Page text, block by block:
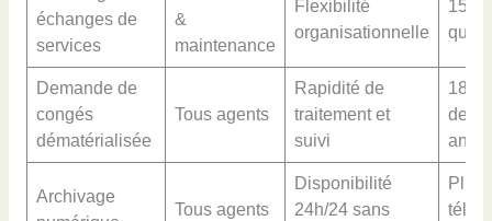
échanges de
services
&
maintenance
Flexibilité
organisationnelle
15
Demande de
congés
dématérialisée
Tous agents
Rapidité de
traitement et
suivi
180
Archivage
Tous agents
Disponibilité
24h/24 sans
Plus